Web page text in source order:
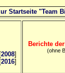
Startseite "Team
[2008]
2016]
Berichte
(ohne